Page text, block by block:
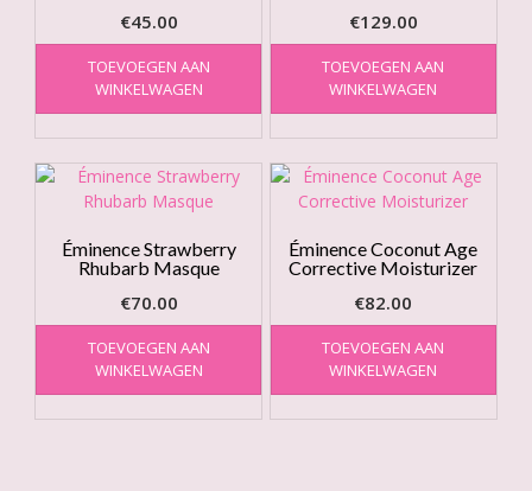
€45.00
TOEVOEGEN AAN
WINKELWAGEN
€129.00
TOEVOEGEN AAN
WINKELWAGEN
Éminence Strawberry
Rhubarb Masque
€70.00
TOEVOEGEN AAN
WINKELWAGEN
Éminence Coconut Age
Corrective Moisturizer
€82.00
TOEVOEGEN AAN
WINKELWAGEN